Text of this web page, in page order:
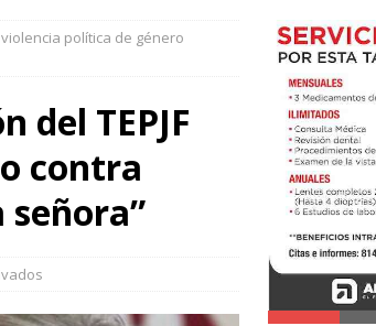
todos los recursos renovables de
confía en que sobreviva un
violencia política de género
del TEPJF
contra